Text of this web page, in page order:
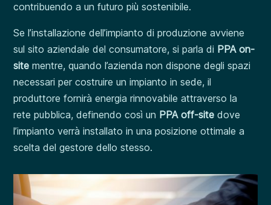
contribuendo a un futuro più sostenibile.
Se l’installazione dell’impianto di produzione avviene
sul sito aziendale del consumatore, si parla di PPA on-
site mentre, quando l’azienda non dispone degli spazi
necessari per costruire un impianto in sede, il
produttore fornirà energia rinnovabile attraverso la
rete pubblica, definendo così un PPA off-site dove
l’impianto verrà installato in una posizione ottimale a
scelta del gestore dello stesso.